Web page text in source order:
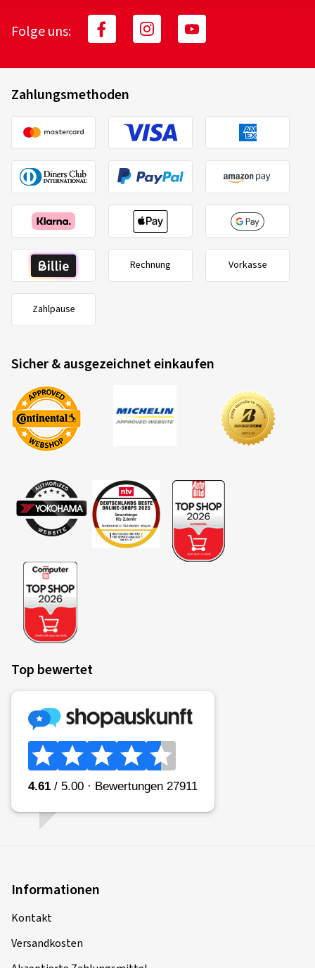
Folge uns:
Zahlungsmethoden
Rechnung Vorkasse
Zahlpause
Sicher & ausgezeichnet einkaufen
Top bewertet
Informationen
Kontakt
Versandkosten